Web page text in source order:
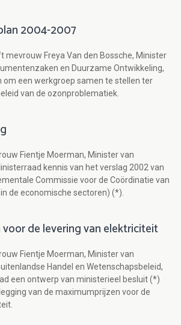
2004-2007
mevrouw Freya Van den Bossche, Minister
en Duurzame Ontwikkeling,
om een werkgroep samen te stellen ter
van de ozonproblematiek.
Fientje Moerman, Minister van
kennis van het verslag 2002 van
Commissie voor de Coördinatie van
de economische sectoren) (*).
de levering van elektriciteit
Fientje Moerman, Minister van
Handel en Wetenschapsbeleid,
een ontwerp van ministerieel besluit (*)
van de maximumprijzen voor de